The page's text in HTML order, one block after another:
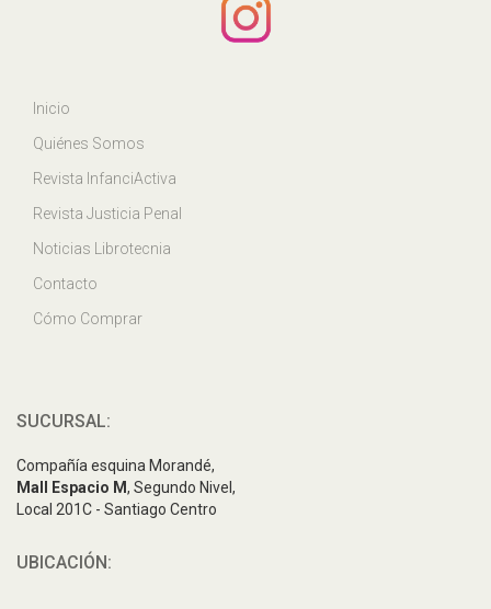
Inicio
Quiénes Somos
Revista InfanciActiva
Revista Justicia Penal
Noticias Librotecnia
Contacto
Cómo Comprar
SUCURSAL:
Compañía esquina Morandé,
Mall Espacio M, Segundo Nivel,
Local 201C - Santiago Centro
UBICACIÓN: